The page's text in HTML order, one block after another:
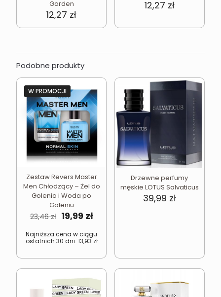
Garden
12,27 zł
12,27 zł
Podobne produkty
W PROMOCJI
Zestaw Revers Master
Men Chłodzący – Żel do
Golenia i Woda po
Goleniu
23,46zł Pierwotna
wynosiła:
23,46 zł.
19,99 złAktualna
wynosi:
19,99 zł.
Najniższa cena w ciągu
ostatnich 30 dni: 13,93 zł
Drzewne perfumy
męskie LOTUS Salvaticus
39,99 zł